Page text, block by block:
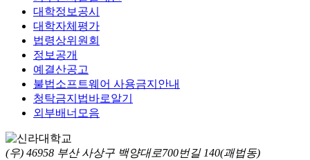
대학정보공시
대학자체평가
법령상위원회
정보공개
예결산공고
불법소프트웨어 사용금지안내
청탁금지법바로알기
외부배너모음
(우) 46958 부산 사상구 백양대로700번길 140(괘법동)